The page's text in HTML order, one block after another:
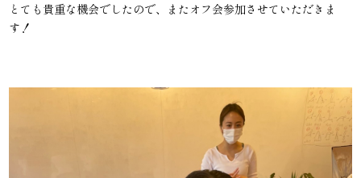
とても貴重な機会でしたので、またオフ会参加させていただきま
す！